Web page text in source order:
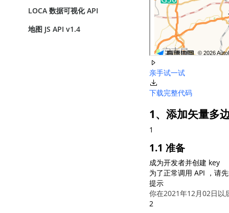
LOCA 数据可视化 API
地图 JS API v1.4
亲手试一试
下载完整代码
1、添加矢量多
1
1.1 准备
成为开发者并创建 key
为了正常调用 API ，请
提示
你在2021年12月02日以
2